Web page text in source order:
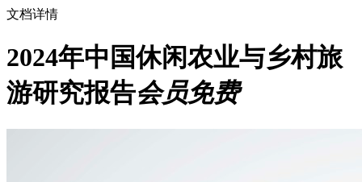
文档详情
2024年中国休闲农业与乡村旅
游研究报告会员免费